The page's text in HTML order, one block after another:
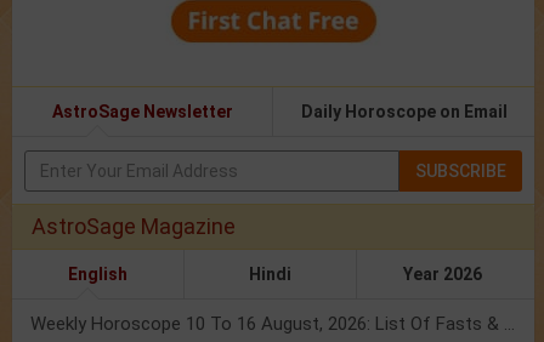
AstroSage Newsletter Daily Horoscope on Email
SUBSCRIBE
AstroSage Magazine
English Hindi Year 2026
Weekly Horoscope 10 To 16 August, 2026: List Of Fasts & Festivals